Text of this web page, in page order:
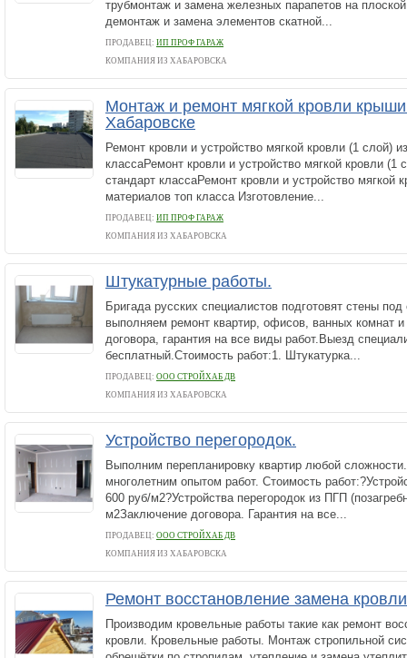
трубмонтаж и замена железных парапетов на
демонтаж и замена элементов скатной...
ПРОДАВЕЦ: ИП ПРОФ ГАРАЖ
КОМПАНИЯ ИЗ ХАБАРОВСКА
Монтаж и ремонт мягкой кровли
Хабаровске
Ремонт кровли и устройство мягкой кровли (1 слой)
классаРемонт кровли и устройство мягкой кровли (1
стандарт классаРемонт кровли и устройство мягкой
материалов топ класса Изготовление...
ПРОДАВЕЦ: ИП ПРОФ ГАРАЖ
КОМПАНИЯ ИЗ ХАБАРОВСКА
Штукатурные работы.
Бригада русских специалистов подготовят стены
выполняем ремонт квартир, офисов, ванных комнат
договора, гарантия на все виды работ.Выезд
бесплатный.Стоимость работ:1. Штукатурка...
ПРОДАВЕЦ: ООО СТРОЙХАБ ДВ
КОМПАНИЯ ИЗ ХАБАРОВСКА
Устройство перегородок.
Выполним перепланировку квартир любой
многолетним опытом работ. Стоимость
600 руб/м2?Устройства перегородок из ПГП
м2Заключение договора. Гарантия на все...
ПРОДАВЕЦ: ООО СТРОЙХАБ ДВ
КОМПАНИЯ ИЗ ХАБАРОВСКА
Ремонт восстановление замена кровли
Производим кровельные работы такие как ремонт
кровли. Кровельные работы. Монтаж стропильной